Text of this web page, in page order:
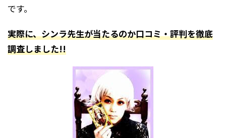
です。
実際に、シンラ先生が当たるのか口コミ・評判を徹底
調査しました!!